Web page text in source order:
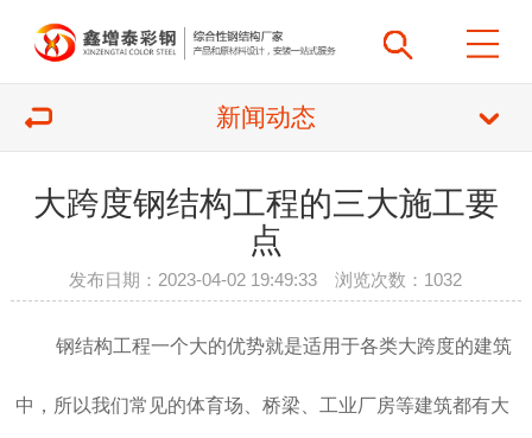
新闻动态
大跨度钢结构工程的三大施工要
点
发布日期：2023-04-02 19:49:33 浏览次数： 1032
钢结构工程一个大的优势就是适用于各类大跨度的建筑
中，所以我们常见的体育场、桥梁、工业厂房等建筑都有大